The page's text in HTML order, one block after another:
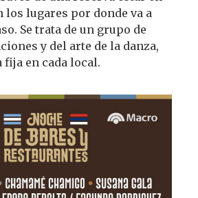
lugares por donde va a
Se trata de un grupo de
y del arte de la danza,
en cada local.